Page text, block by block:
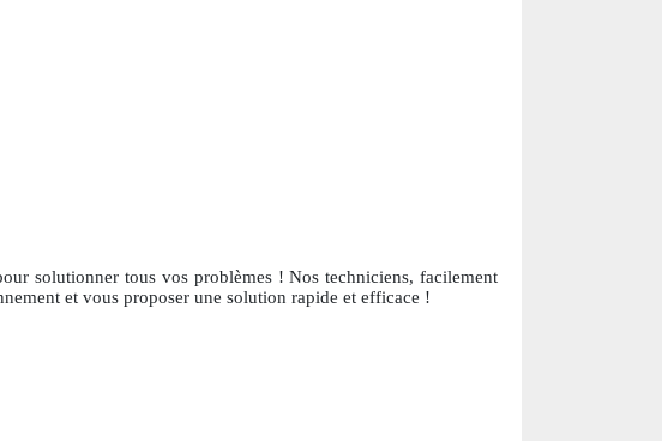
solutionner tous vos problèmes ! Nos techniciens, facilement
et vous proposer une solution rapide et efficace !